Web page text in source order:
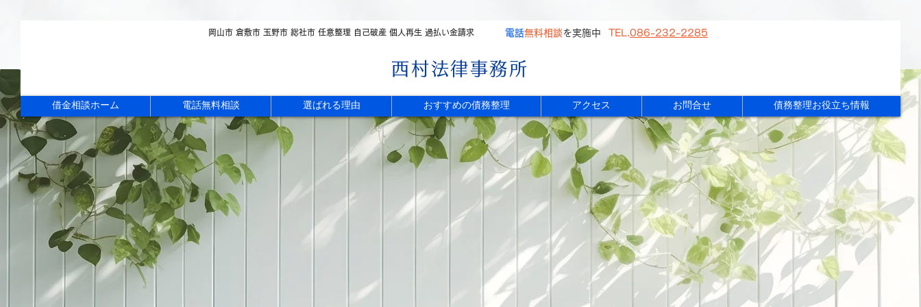
岡山市 倉敷市 玉野市 総社市 任意整理 自己破産 個人再生 過払い金請求 TEL.086-232-2285
電話無料相談 を実施中
西村法律事務所
借金相談ホーム 電話無料相談 選ばれる理由 おすすめの債務整理 アクセス お問合せ 債務整理お役立ち情報
​借金相談特設サイト
誰にも言えない…